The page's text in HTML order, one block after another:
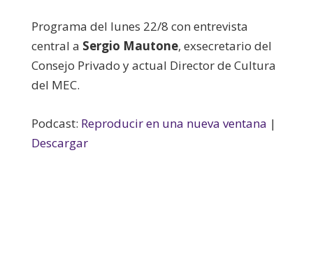
Programa del lunes 22/8 con entrevista
central a Sergio Mautone, exsecretario del
Consejo Privado y actual Director de Cultura
del MEC.
Podcast: Reproducir en una nueva ventana |
Descargar